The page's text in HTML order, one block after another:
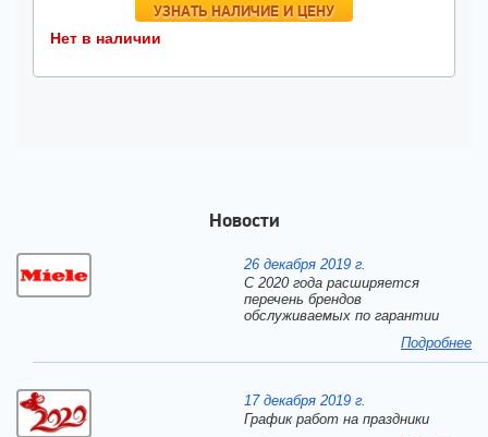
УЗНАТЬ НАЛИЧИЕ И ЦЕНУ
Нет в наличии
Новости
26 декабря 2019 г.
С 2020 года расширяется
перечень брендов
обслуживаемых по гарантии
Подробнее
17 декабря 2019 г.
График работ на праздники